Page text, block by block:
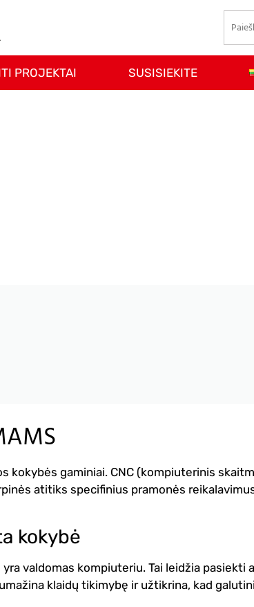
PROJEKTAI SUSISIEKITE
kokybės gaminiai. CNC (kompiuterinis
atitiks specifinius pramonės
kokybė
valdomas kompiuteriu. Tai leidžia pasiekti
klaidų tikimybę ir užtikrina, kad